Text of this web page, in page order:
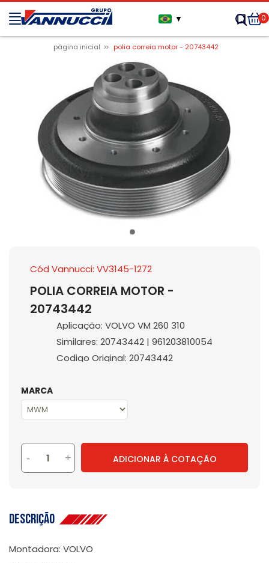
▼ 0
página inicial polia correia motor - 20743442
Cód Vannucci: VV3145-1272
POLIA CORREIA MOTOR -
20743442
Aplicação: VOLVO VM 260 310
Similares: 20743442 | 961203810054
Codigo Original: 20743442
MARCA
- + ADICIONAR À COTAÇÃO
Descrição
Montadora: VOLVO